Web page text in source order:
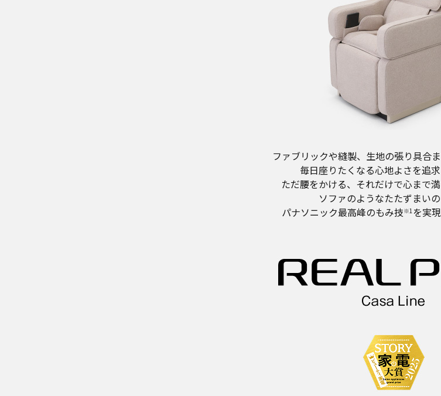
ファブリックや縫製、生地の張り具合ま
毎日座りたくなる心地よさを追求
ただ腰をかける、それだけで心まで満
ソファのようなたたずまいの
パナソニック最高峰のもみ技※1 を実